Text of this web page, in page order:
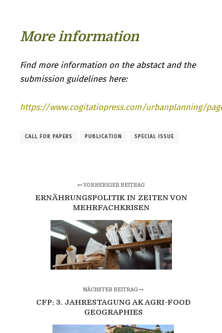
More information
Find more information on the abstact and the
submission guidelines here:
https://www.cogitatiopress.com/urbanplanning/
CALL FOR PAPERS PUBLICATION SPECIAL ISSUE
VORHERIGER BEITRAG
ERNÄHRUNGSPOLITIK IN ZEITEN VON
MEHRFACHKRISEN
NÄCHSTER BEITRAG
CFP: 3. JAHRESTAGUNG AK AGRI-FOOD
GEOGRAPHIES